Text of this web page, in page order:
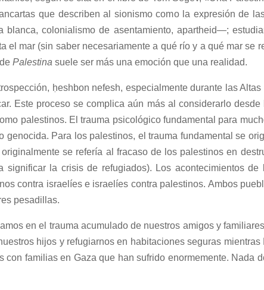
que describen al sionismo como la expresión de
blanca, colonialismo de asentamiento, apartheid—;
el mar (sin saber necesariamente a qué río y a qué mar se
Palestina suele ser más una emoción que una realidad.
ḥeshbon nefesh, especialmente durante las
Este proceso se complica aún más al considerarlo
palestinos. El trauma psicológico fundamental para
Para los palestinos, el trauma fundamental se
se refería al fracaso de los palestinos en
significar la crisis de refugiados). Los acontecimientos
contra israelíes e israelíes contra palestinos. Ambos
pesadillas.
en el trauma acumulado de nuestros amigos y
hijos y refugiarnos en habitaciones seguras
con familias en Gaza que han sufrido enormemente. Nada